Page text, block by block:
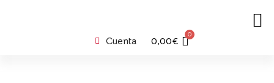
Cuenta 0,00€
0